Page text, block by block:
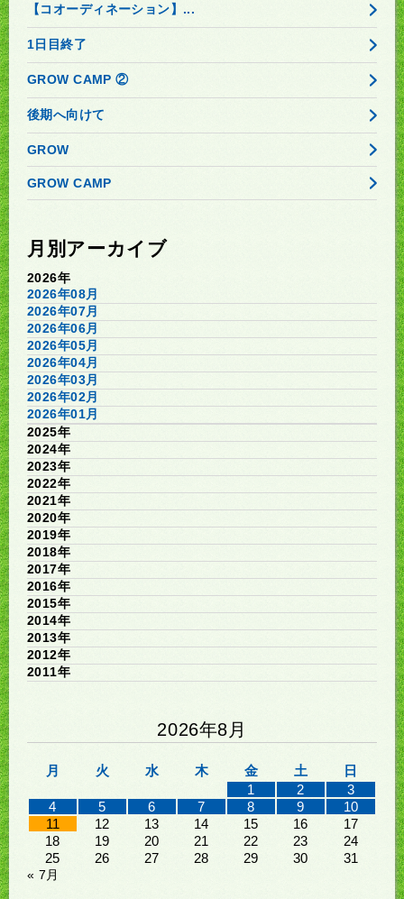
【コオーディネーション】...
1日目終了
GROW CAMP ②
後期へ向けて
GROW
GROW CAMP
月別アーカイブ
2026年
2026年08月
2026年07月
2026年06月
2026年05月
2026年04月
2026年03月
2026年02月
2026年01月
2025年
2024年
2023年
2022年
2021年
2020年
2019年
2018年
2017年
2016年
2015年
2014年
2013年
2012年
2011年
2026年8月
月 火 水 木 金 土
日
1
2
3
4
5 6 7 8 9
10
11
12 13 14 15 16
17
18
19 20 21 22 23
24
25
26 27 28 29 30 31
« 7月